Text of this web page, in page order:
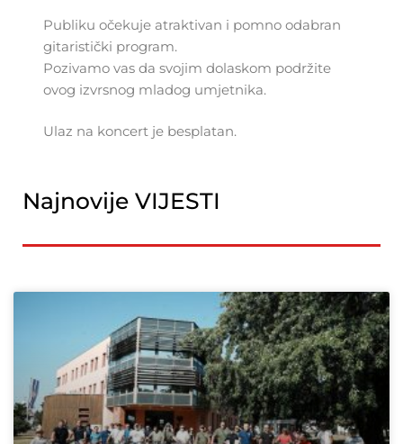
Publiku očekuje atraktivan i pomno odabran
gitaristički program.
Pozivamo vas da svojim dolaskom podržite
ovog izvrsnog mladog umjetnika.
Ulaz na koncert je besplatan.
Najnovije VIJESTI